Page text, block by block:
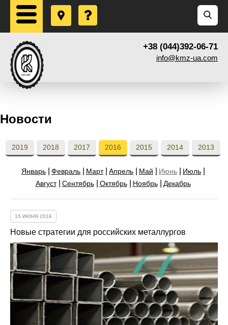
+38 (044)392-06-71
info@kmz-ua.com
Новости
2019 2018 2017 2016 2015 2014 2013
Январь Февраль Март Апрель Май Июнь
Июль
Август
Сентябрь Октябрь Ноябрь Декабрь
15 ИЮНЯ 2016
Новые стратегии для российских металлургов